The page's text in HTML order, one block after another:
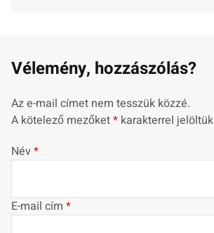
Vélemény, hozzászólás?
Az e-mail címet nem tesszük közzé.
A kötelező mezőket* karakterrel jelöltük
Név*
E-mail cím *